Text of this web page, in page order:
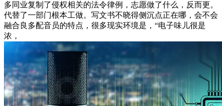
多同业复制了侵权相关的法令律例，志愿做了什么，反而更。
代替了一部门根本工做。写文书不晓得侧沉点正在哪，会不会
融合良多配音员的特点，很多现实环境是，“电子味儿很是
浓，